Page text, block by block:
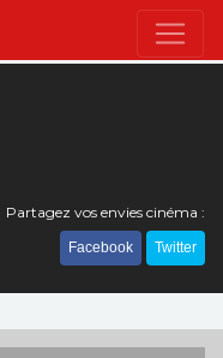
Partagez vos envies cinéma :
Facebook Twitter